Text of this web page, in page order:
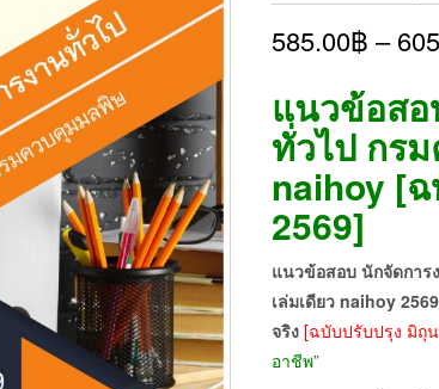
585.00฿ –
แนวข้อส
ทั่วไป กร
naihoy [
2569]
แนวข้อสอบ นักจัดการ
เล่มเดียว naihoy 2569
จริง [ฉบับปรับปรุง มิถุ
อาชีพ”